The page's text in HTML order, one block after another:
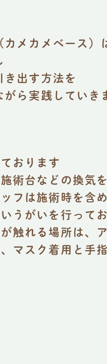
メカメベース）
き出す方法を
がら実践していき
おります
術台などの換気
フは施術時を含
うがいを行って
触れる場所は、
マスク着用と手